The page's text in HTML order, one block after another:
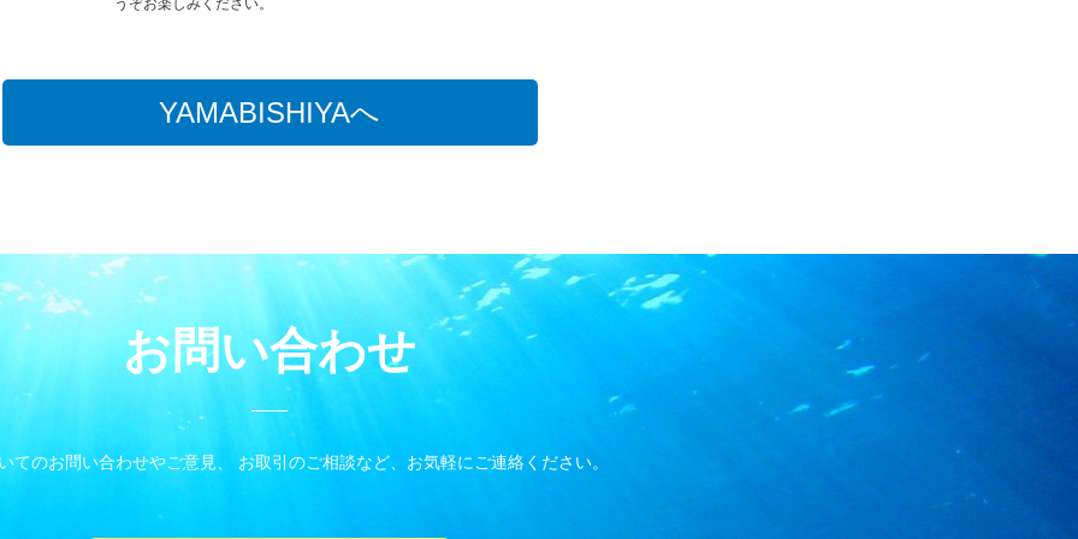
うぞお楽しみください。
YAMABISHIYAへ
お問い合わせ
てのお問い合わせやご意見、 お取引のご相談など、お気軽にご連絡ください。